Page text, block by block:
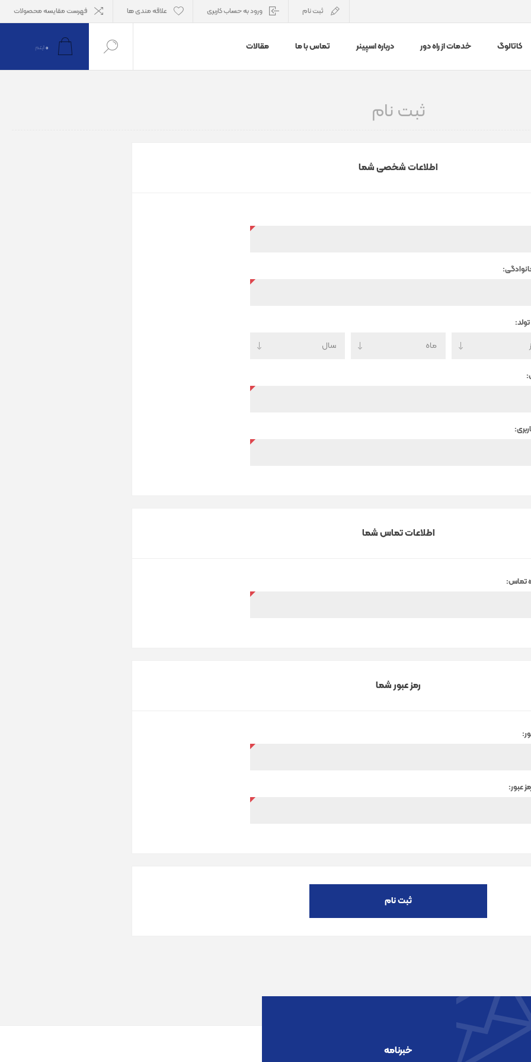
ثبت نام ورود به حساب کاربری علاقه مندی ها فهرست مقایسه محصولات
کاتالوگ خدمات از راه دور درباره اسپینر تماس با ما مقالات 0آیتم
ثبت نام
اطلاعات شخصی شما
اطلاعات تماس شما
تماس:
رمز عبور شما
عبور:
ثبت نام
خبرنامه